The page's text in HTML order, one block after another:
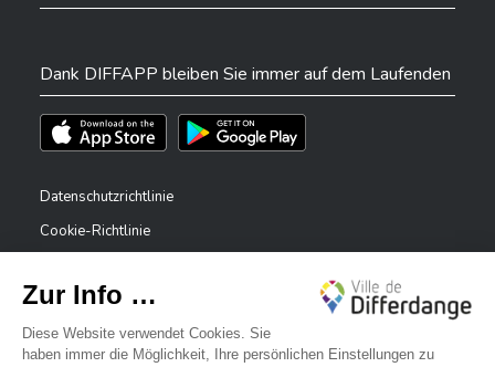
Dank DIFFAPP bleiben Sie immer auf dem Laufenden
Téléchargez l'app sur l'App StoreTéléchargez l'app sur Play Store
Datenschutzrichtlinie
Cookie-Richtlinie
Erklärung zur Barrierefreiheit
Meldesystem – Whistleblower
✕
Bonjour, comment puis-je vous aider ?